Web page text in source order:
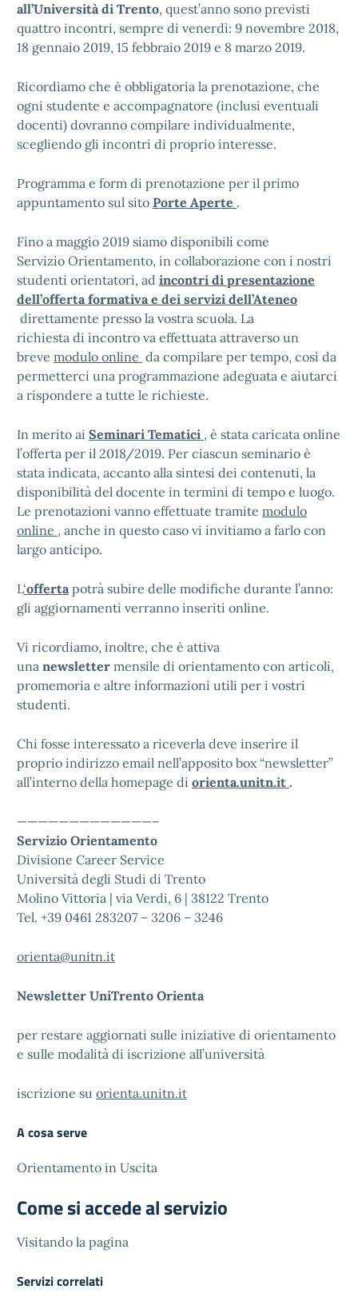
all’Università di Trento, quest’anno sono previsti
quattro incontri, sempre di venerdì: 9 novembre 2018,
18 gennaio 2019, 15 febbraio 2019 e 8 marzo 2019.
Ricordiamo che è obbligatoria la prenotazione, che
ogni studente e accompagnatore (inclusi eventuali
docenti) dovranno compilare individualmente,
scegliendo gli incontri di proprio interesse.
Programma e form di prenotazione per il primo
appuntamento sul sito Porte Aperte .
Fino a maggio 2019 siamo disponibili come
Servizio Orientamento, in collaborazione con i nostri
studenti orientatori, ad incontri di presentazione
dell’offerta formativa e dei servizi dell’Ateneo
direttamente presso la vostra scuola. La
richiesta di incontro va effettuata attraverso un
breve modulo online da compilare per tempo, così da
permetterci una programmazione adeguata e aiutarci
a rispondere a tutte le richieste.
In merito ai Seminari Tematici , è stata caricata online
l’offerta per il 2018/2019. Per ciascun seminario è
stata indicata, accanto alla sintesi dei contenuti, la
disponibilità del docente in termini di tempo e luogo.
Le prenotazioni vanno effettuate tramite modulo
online , anche in questo caso vi invitiamo a farlo con
largo anticipo.
L‘offertapotrà subire delle modifiche durante l’anno:
gli aggiornamenti verranno inseriti online.
Vi ricordiamo, inoltre, che è attiva
una newsletter mensile di orientamento con articoli,
promemoria e altre informazioni utili per i vostri
studenti.
Chi fosse interessato a riceverla deve inserire il
proprio indirizzo email nell’apposito box “newsletter”
all’interno della homepage di orienta.unitn.it .
—————————————–
Servizio Orientamento
Divisione Career Service
Università degli Studi di Trento
Molino Vittoria | via Verdi, 6 | 38122 Trento
Tel. +39 0461 283207 – 3206 – 3246
orienta@unitn.it
Newsletter UniTrento Orienta
per restare aggiornati sulle iniziative di orientamento
e sulle modalità di iscrizione all’università
iscrizione su orienta.unitn.it
A cosa serve
Orientamento in Uscita
Come si accede al servizio
Visitando la pagina
Servizi correlati